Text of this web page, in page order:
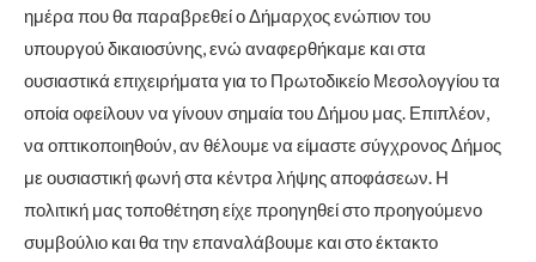
ημέρα που θα παραβρεθεί ο Δήμαρχος ενώπιον του
υπουργού δικαιοσύνης, ενώ αναφερθήκαμε και στα
ουσιαστικά επιχειρήματα για το Πρωτοδικείο Μεσολογγίου τα
οποία οφείλουν να γίνουν σημαία του Δήμου μας. Επιπλέον,
να οπτικοποιηθούν, αν θέλουμε να είμαστε σύγχρονος Δήμος
με ουσιαστική φωνή στα κέντρα λήψης αποφάσεων. Η
πολιτική μας τοποθέτηση είχε προηγηθεί στο προηγούμενο
συμβούλιο και θα την επαναλάβουμε και στο έκτακτο